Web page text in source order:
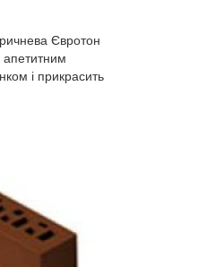
Євротон
апетитним
і прикрасить